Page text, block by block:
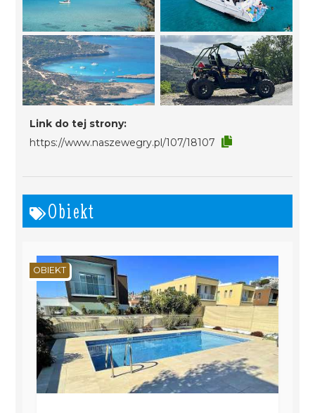
Link do tej strony:
https://www.naszewegry.pl/107/18107
Obiekt
OBIEKT